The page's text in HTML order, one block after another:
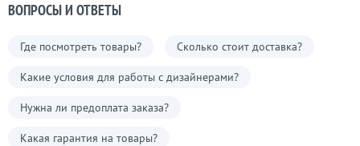
ВОПРОСЫ И ОТВЕТЫ
Где посмотреть товары? Сколько стоит доставка?
Какие условия для работы с дизайнерами?
Нужна ли предоплата заказа?
Какая гарантия на товары?